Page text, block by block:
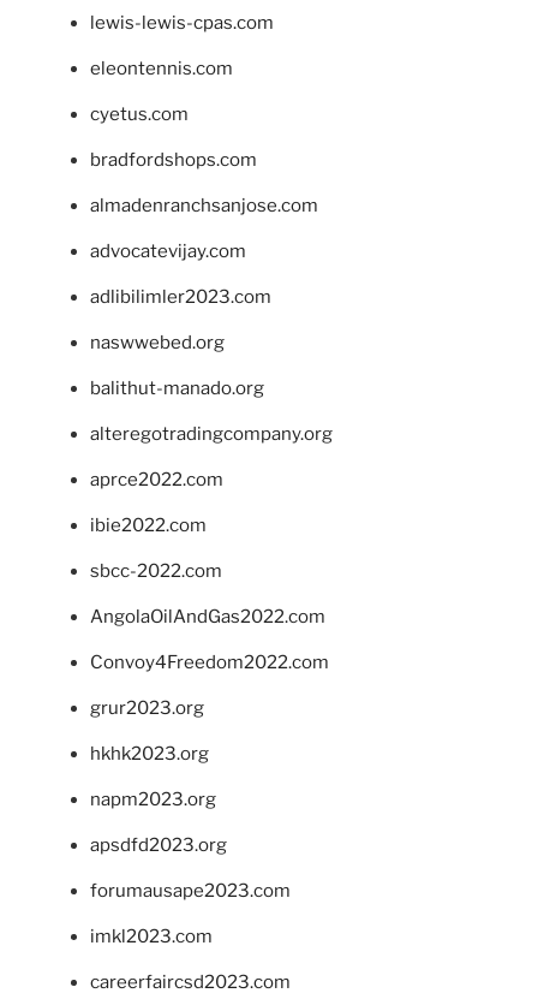
lewis-lewis-cpas.com
eleontennis.com
cyetus.com
bradfordshops.com
almadenranchsanjose.com
advocatevijay.com
adlibilimler2023.com
naswwebed.org
balithut-manado.org
alteregotradingcompany.org
aprce2022.com
ibie2022.com
sbcc-2022.com
AngolaOilAndGas2022.com
Convoy4Freedom2022.com
grur2023.org
hkhk2023.org
napm2023.org
apsdfd2023.org
forumausape2023.com
imkl2023.com
careerfaircsd2023.com